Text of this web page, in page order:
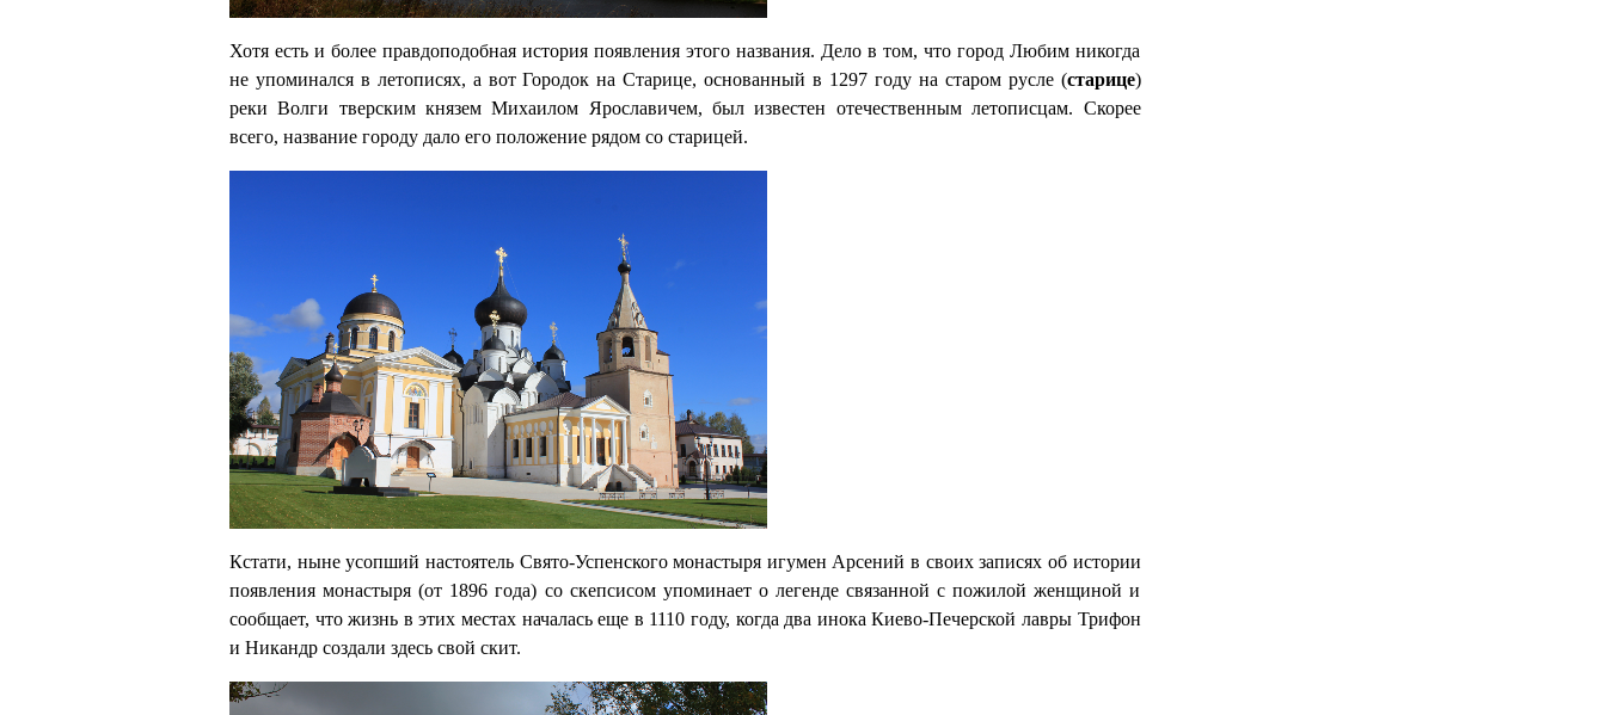
Хотя есть и более правдоподобная история появления этого названия. Дело в том, что город Любим никогда
не упоминался в летописях, а вот Городок на Старице, основанный в 1297 году на старом русле (старице)
реки Волги тверским князем Михаилом Ярославичем, был известен отечественным летописцам. Скорее
всего, название городу дало его положение рядом со старицей.
Кстати, ныне усопший настоятель Свято-Успенского монастыря игумен Арсений в своих записях об истории
появления монастыря (от 1896 года) со скепсисом упоминает о легенде связанной с пожилой женщиной и
сообщает, что жизнь в этих местах началась еще в 1110 году, когда два инока Киево-Печерской лавры Трифон
и Никандр создали здесь свой скит.